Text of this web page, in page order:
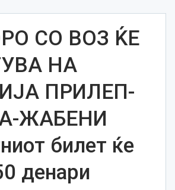
СО ВОЗ ЌЕ
НА
ПРИЛЕП-
ЖАБЕНИ
билет ќе
денари